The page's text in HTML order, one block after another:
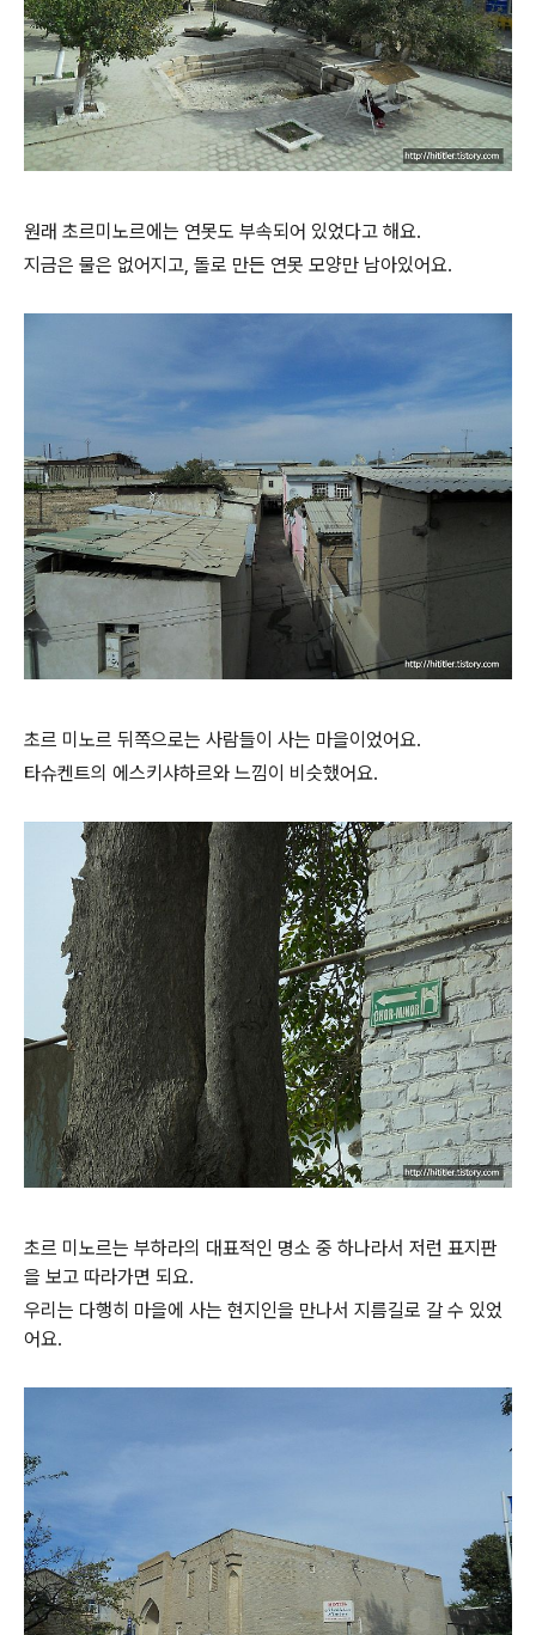
원래 초르미노르에는 연못도 부속되어 있었다고 해요.
지금은 물은 없어지고, 돌로 만든 연못 모양만 남아있어요.
초르 미노르 뒤쪽으로는 사람들이 사는 마을이었어요.
타슈켄트의 에스키샤하르와 느낌이 비슷했어요.
초르 미노르는 부하라의 대표적인 명소 중 하나라서 저런 표지판
을 보고 따라가면 되요.
우리는 다행히 마을에 사는 현지인을 만나서 지름길로 갈 수 있었
어요.